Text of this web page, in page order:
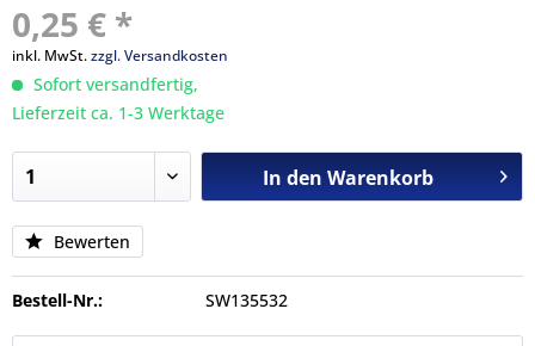
0,25 € *
inkl. MwSt.zzgl. Versandkosten
Sofort versandfertig,
Lieferzeit ca. 1-3 Werktage
In den Warenkorb
Bewerten
Bestell-Nr.: SW135532